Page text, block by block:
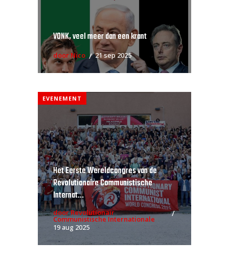
VONK, veel meer dan een krant
door Nico 21 sep 2025
EVENEMENT
Het Eerste Wereldcongres van de
Revolutionaire Communistische
Internat...
door Revolutionair
Communistische Internationale
19 aug 2025